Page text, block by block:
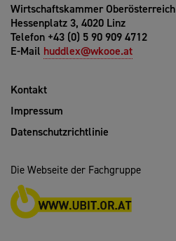
Wirtschaftskammer Oberösterreich
Hessenplatz 3, 4020 Linz
Telefon +43 (0) 5 90 909 4712
E-Mail huddlex@wkooe.at
Kontakt
Impressum
Datenschutzrichtlinie
Die Webseite der Fachgruppe